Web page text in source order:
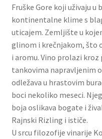
Slatki buketi
Pokloni
Pokloni za 8. mart
Pokloni za Dan
Pokloni za devojku
Fruške Gore koji uživaju
kontinentalne klime s
uticajem. Zemljište u
glinom i krečnjakom, što
i aromu. Vino prolazi
tankovima napravljenim
odležava u hrastovim
boci nekoliko meseci.
boja oslikava bogate i
Rajnski Rizling i ističe.
U srcu filozofije vinarije